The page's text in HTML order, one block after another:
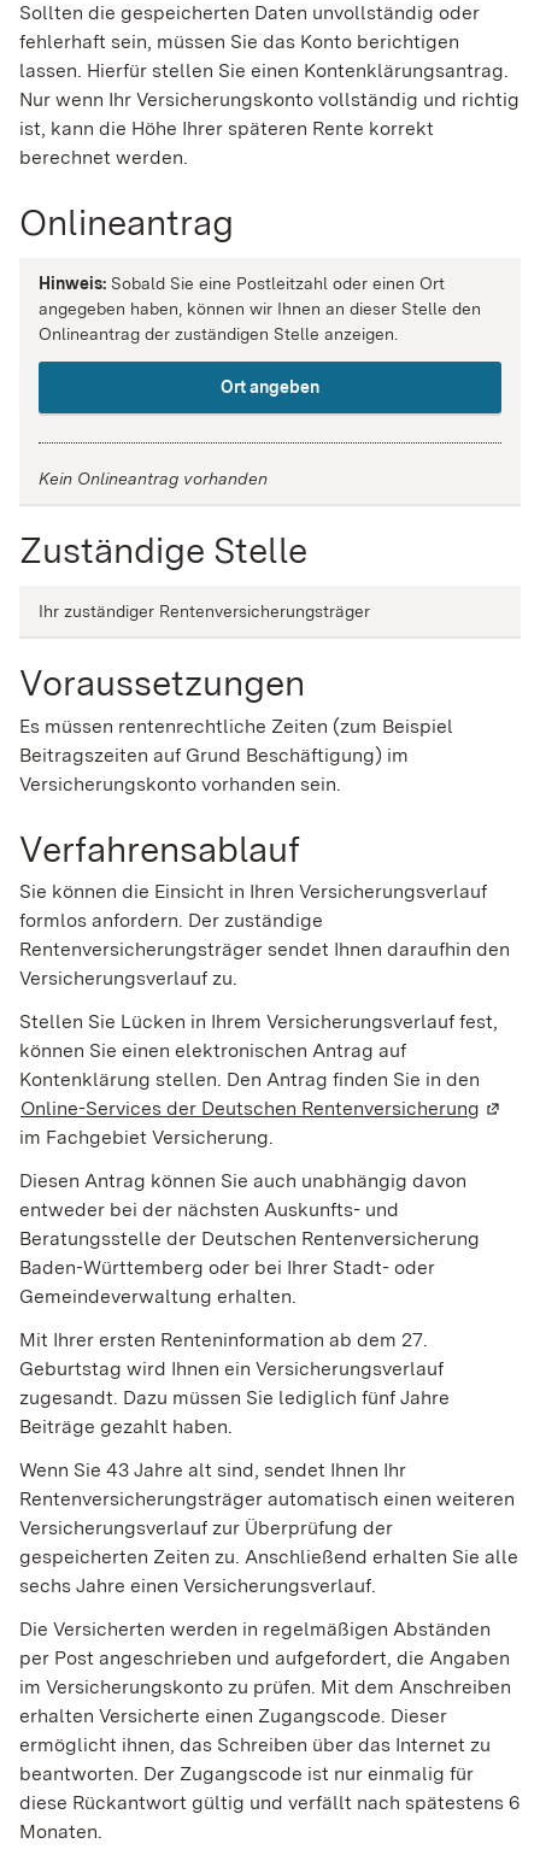
Sollten die gespeicherten Daten unvollständig oder
fehlerhaft sein, müssen Sie das Konto berichtigen
lassen. Hierfür stellen Sie einen Kontenklärungsantrag.
Nur wenn Ihr Versicherungskonto vollständig und richtig
ist, kann die Höhe Ihrer späteren Rente korrekt
berechnet werden.
Onlineantrag
Hinweis: Sobald Sie eine Postleitzahl oder einen Ort
angegeben haben, können wir Ihnen an dieser Stelle den
Onlineantrag der zuständigen Stelle anzeigen.
Ort angeben
Kein Onlineantrag vorhanden
Zuständige Stelle
Ihr zuständiger Rentenversicherungsträger
Voraussetzungen
Es müssen rentenrechtliche Zeiten (zum Beispiel
Beitragszeiten auf Grund Beschäftigung) im
Versicherungskonto vorhanden sein.
Verfahrensablauf
Sie können die Einsicht in Ihren Versicherungsverlauf
formlos anfordern. Der zuständige
Rentenversicherungsträger sendet Ihnen daraufhin den
Versicherungsverlauf zu.
Stellen Sie Lücken in Ihrem Versicherungsverlauf fest,
können Sie einen elektronischen Antrag auf
Kontenklärung stellen. Den Antrag finden Sie in den
Online-Services der Deutschen Rentenversicherung (Wird
im Fachgebiet Versicherung.
Diesen Antrag können Sie auch unabhängig davon
entweder bei der nächsten Auskunfts- und
Beratungsstelle der Deutschen Rentenversicherung
Baden-Württemberg oder bei Ihrer Stadt- oder
Gemeindeverwaltung erhalten.
Mit Ihrer ersten Renteninformation ab dem 27.
Geburtstag wird Ihnen ein Versicherungsverlauf
zugesandt. Dazu müssen Sie lediglich fünf Jahre
Beiträge gezahlt haben.
Wenn Sie 43 Jahre alt sind, sendet Ihnen Ihr
Rentenversicherungsträger automatisch einen weiteren
Versicherungsverlauf zur Überprüfung der
gespeicherten Zeiten zu. Anschließend erhalten Sie alle
sechs Jahre einen Versicherungsverlauf.
Die Versicherten werden in regelmäßigen Abständen
per Post angeschrieben und aufgefordert, die Angaben
im Versicherungskonto zu prüfen. Mit dem Anschreiben
erhalten Versicherte einen Zugangscode. Dieser
ermöglicht ihnen, das Schreiben über das Internet zu
beantworten. Der Zugangscode ist nur einmalig für
diese Rückantwort gültig und verfällt nach spätestens 6
Monaten.